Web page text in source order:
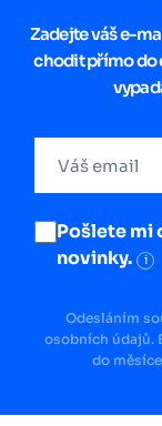
Zadejte váš e-
chodit přímo do
Pošlete mi
novinky.
i
Odesláním
osobních údajů.
do